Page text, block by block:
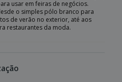
usar em feiras de negócios.
o simples pólo branco para
de verão no exterior, até aos
restaurantes da moda.